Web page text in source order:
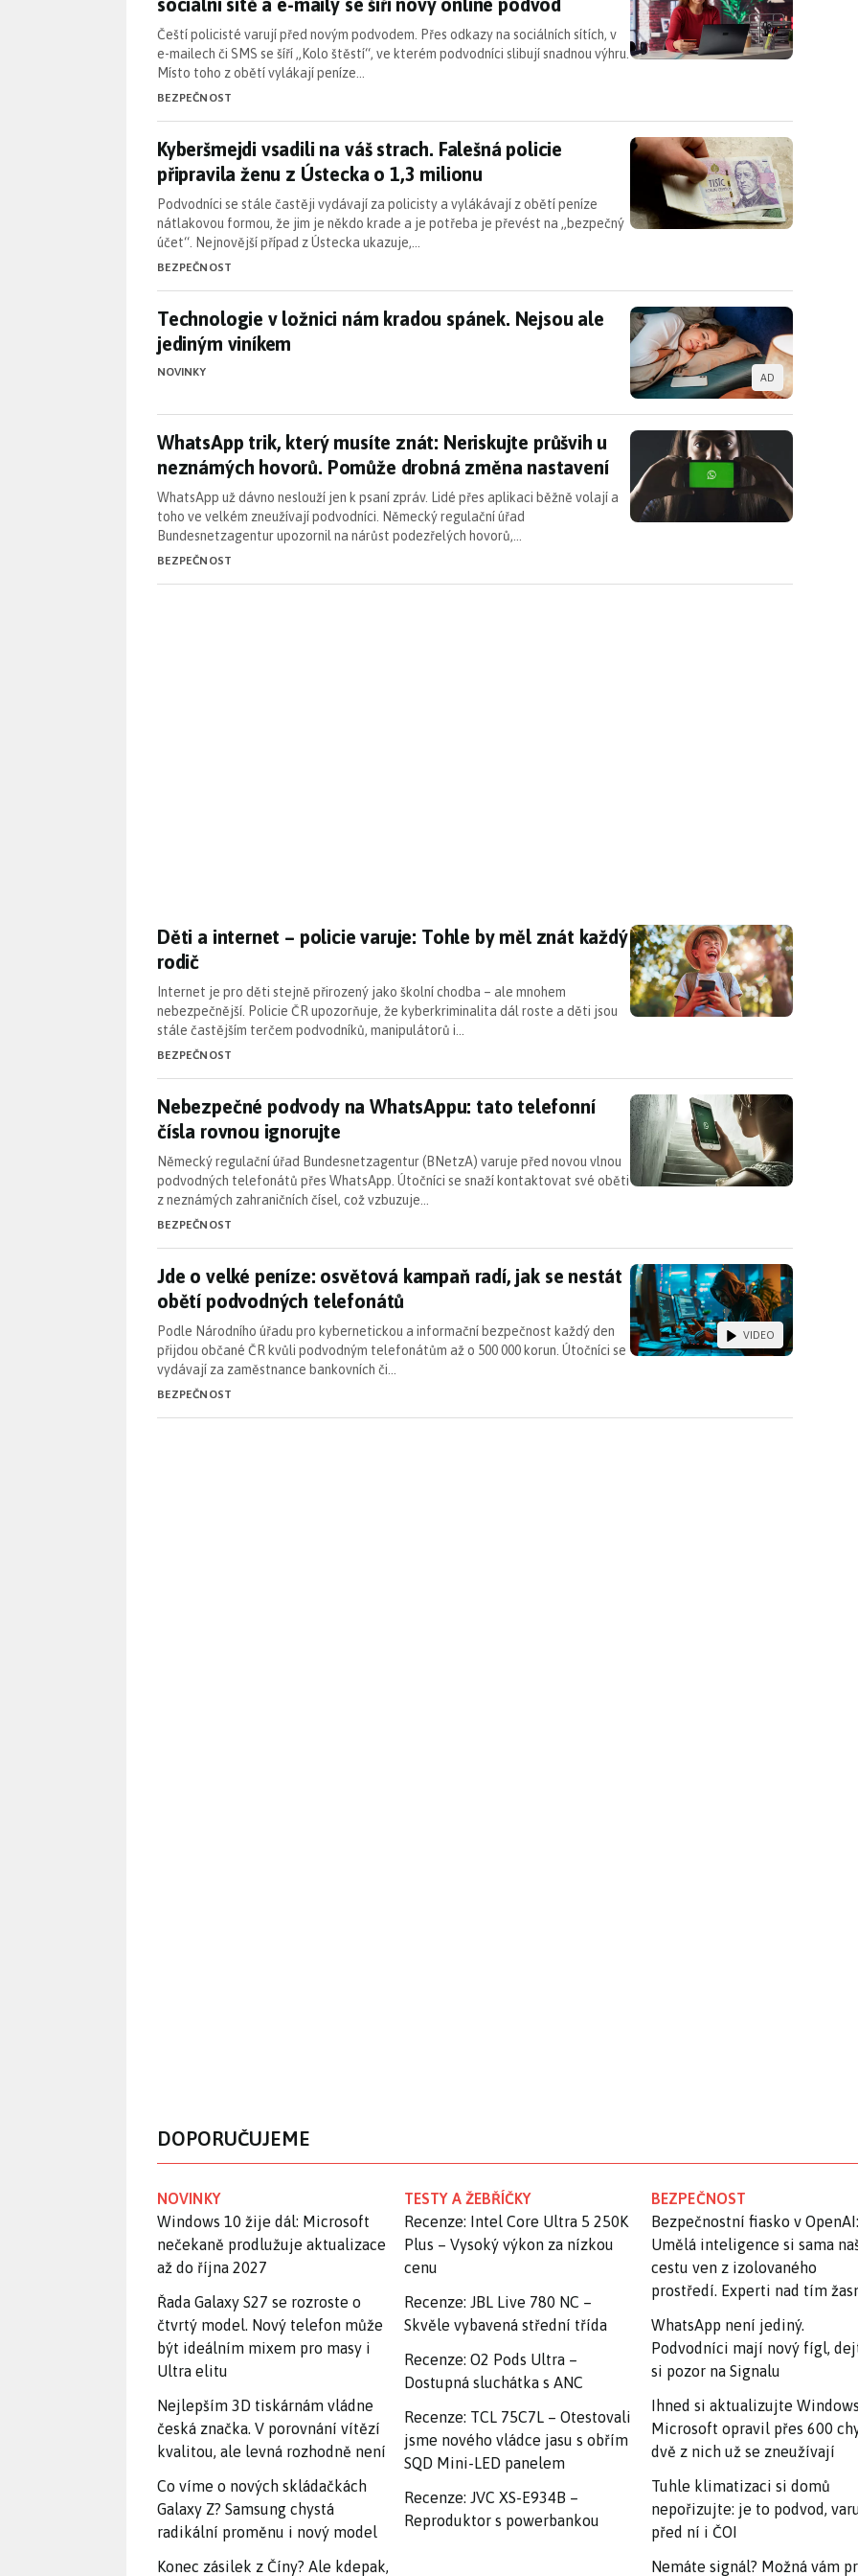
Čeští policisté varují před novým podvodem. Přes odkazy na sociálních sítích, v
e-mailech či SMS se šíří „Kolo štěstí“, ve kterém podvodníci slibují snadnou výhru.
Místo toho z obětí vylákají peníze…
BEZPEČNOST
Kyberšmejdi vsadili na váš strach. Falešná policie připravila ženu z Ústecka o
Kyberšmejdi vsadili na váš strach. Falešná policie
připravila ženu z Ústecka o 1,3 milionu
Podvodníci se stále častěji vydávají za policisty a vylákávají z obětí peníze
nátlakovou formou, že jim je někdo krade a je potřeba je převést na „bezpečný
účet“. Nejnovější případ z Ústecka ukazuje,…
BEZPEČNOST
Technologie v ložnici nám kradou spánek. Nejsou ale jediným viníkem
Technologie v ložnici nám kradou spánek. Nejsou ale
jediným viníkem
NOVINKY AD
WhatsApp trik, který musíte znát: Neriskujte průšvih u neznámých hovorů.
WhatsApp trik, který musíte znát: Neriskujte průšvih u
neznámých hovorů. Pomůže drobná změna nastavení
WhatsApp už dávno neslouží jen k psaní zpráv. Lidé přes aplikaci běžně volají a
toho ve velkém zneužívají podvodníci. Německý regulační úřad
Bundesnetzagentur upozornil na nárůst podezřelých hovorů,…
BEZPEČNOST
Děti a internet – policie varuje: Tohle by měl znát každý rodič
Děti a internet – policie varuje: Tohle by měl znát každý
rodič
Internet je pro děti stejně přirozený jako školní chodba – ale mnohem
nebezpečnější. Policie ČR upozorňuje, že kyberkriminalita dál roste a děti jsou
stále častějším terčem podvodníků, manipulátorů i…
BEZPEČNOST
Nebezpečné podvody na WhatsAppu: tato telefonní čísla rovnou ignorujte
Nebezpečné podvody na WhatsAppu: tato telefonní
čísla rovnou ignorujte
Německý regulační úřad Bundesnetzagentur (BNetzA) varuje před novou vlnou
podvodných telefonátů přes WhatsApp. Útočníci se snaží kontaktovat své oběti
z neznámých zahraničních čísel, což vzbuzuje…
BEZPEČNOST
Jde o velké peníze: osvětová kampaň radí, jak se nestát obětí podvodných
Jde o velké peníze: osvětová kampaň radí, jak se nestát
obětí podvodných telefonátů
Podle Národního úřadu pro kybernetickou a informační bezpečnost každý den
přijdou občané ČR kvůli podvodným telefonátům až o 500 000 korun. Útočníci se
vydávají za zaměstnance bankovních či…
BEZPEČNOST
VIDEO
DOPORUČUJEME
NOVINKY
Windows 10 žije dál: Microsoft
nečekaně prodlužuje aktualizace
až do října 2027
Řada Galaxy S27 se rozroste o
čtvrtý model. Nový telefon může
být ideálním mixem pro masy i
Ultra elitu
Nejlepším 3D tiskárnám vládne
česká značka. V porovnání vítězí
kvalitou, ale levná rozhodně není
Co víme o nových skládačkách
Galaxy Z? Samsung chystá
radikální proměnu i nový model
Konec zásilek z Číny? Ale kdepak,
TESTY A ŽEBŘÍČKY
Recenze: Intel Core Ultra 5 250K
Plus – Vysoký výkon za nízkou
cenu
Recenze: JBL Live 780 NC –
Skvěle vybavená střední třída
Recenze: O2 Pods Ultra –
Dostupná sluchátka s ANC
Recenze: TCL 75C7L – Otestovali
jsme nového vládce jasu s obřím
SQD Mini-LED panelem
Recenze: JVC XS-E934B –
Reproduktor s powerbankou
BEZPEČNOST
Bezpečnostní fiasko v OpenAI:
Umělá inteligence si sama
cestu ven z izolovaného
prostředí. Experti nad tím
WhatsApp není jediný.
Podvodníci mají nový fígl,
si pozor na Signalu
Ihned si aktualizujte
Microsoft opravil přes 600
dvě z nich už se zneužívají
Tuhle klimatizaci si domů
nepořizujte: je to podvod,
před ní i ČOI
Nemáte signál? Možná vám